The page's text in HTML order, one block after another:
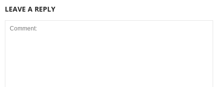
LEAVE A REPLY